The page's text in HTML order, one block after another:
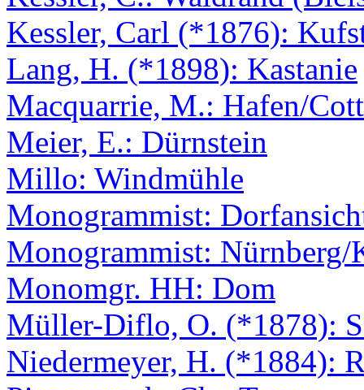
Kessler, Carl (*1876):
Lang, H. (*1898): Kastanie
Macquarrie, M.: Hafen/
Meier, E.: Dürnstein
Millo: Windmühle
Monogrammist:
Monogrammist: Nürnberg/
Monomgr. HH: Dom
Müller-Diflo, O. (*1878):
Niedermeyer, H. (*1884):